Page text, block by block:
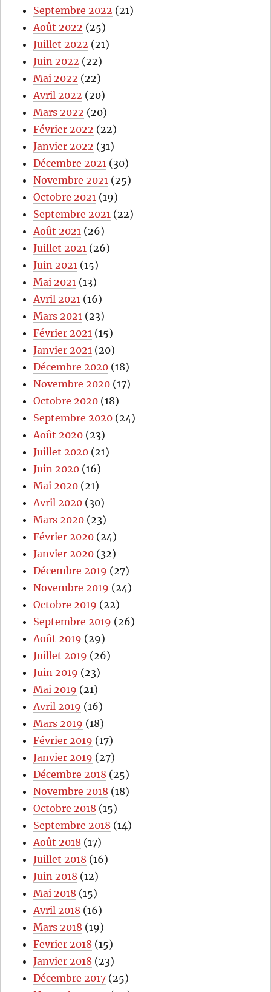
Septembre 2022 (21)
Août 2022 (25)
Juillet 2022 (21)
Juin 2022 (22)
Mai 2022 (22)
Avril 2022 (20)
Mars 2022 (20)
Février 2022 (22)
Janvier 2022 (31)
Décembre 2021 (30)
Novembre 2021 (25)
Octobre 2021 (19)
Septembre 2021 (22)
Août 2021 (26)
Juillet 2021 (26)
Juin 2021 (15)
Mai 2021 (13)
Avril 2021 (16)
Mars 2021 (23)
Février 2021 (15)
Janvier 2021 (20)
Décembre 2020 (18)
Novembre 2020 (17)
Octobre 2020 (18)
Septembre 2020 (24)
Août 2020 (23)
Juillet 2020 (21)
Juin 2020 (16)
Mai 2020 (21)
Avril 2020 (30)
Mars 2020 (23)
Février 2020 (24)
Janvier 2020 (32)
Décembre 2019 (27)
Novembre 2019 (24)
Octobre 2019 (22)
Septembre 2019 (26)
Août 2019 (29)
Juillet 2019 (26)
Juin 2019 (23)
Mai 2019 (21)
Avril 2019 (16)
Mars 2019 (18)
Février 2019 (17)
Janvier 2019 (27)
Décembre 2018 (25)
Novembre 2018 (18)
Octobre 2018 (15)
Septembre 2018 (14)
Août 2018 (17)
Juillet 2018 (16)
Juin 2018 (12)
Mai 2018 (15)
Avril 2018 (16)
Mars 2018 (19)
Fevrier 2018 (15)
Janvier 2018 (23)
Décembre 2017 (25)